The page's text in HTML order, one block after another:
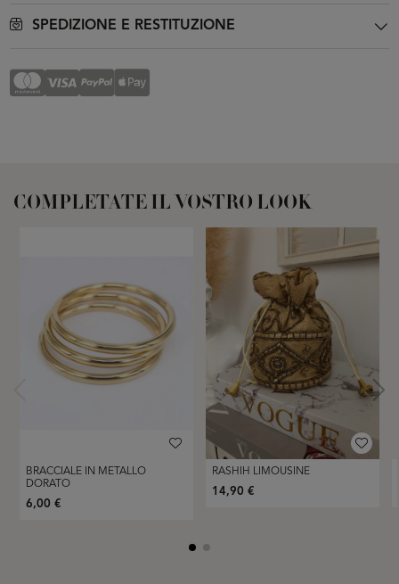
SPEDIZIONE E RESTITUZIONE
COMPLETATE IL VOSTRO LOOK
BRACCIALE IN METALLO
DORATO
6,00 €
RASHIH LIMOUSINE
14,90 €